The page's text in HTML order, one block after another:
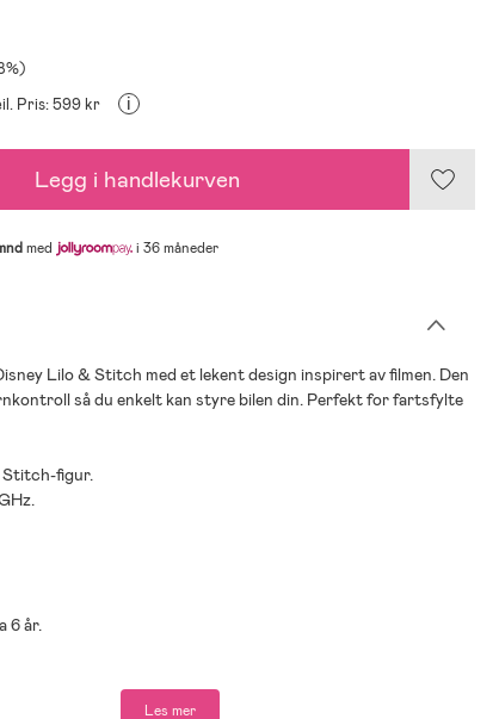
Pris: 599 kr i
Legg i handlekurven
med i 36 måneder
Lilo & Stitch med et lekent design inspirert av filmen. Den
så du enkelt kan styre bilen din. Perfekt for fartsfylte
Stitch-figur.
6 år.
Les mer